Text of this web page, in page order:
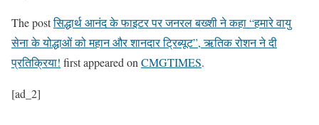
The postसिद्धार्थ आनंद के फाइटर पर जनरल बख्शी ने कहा “हमारे वायु
सेना के योद्धाओं को महान और शानदार ट्रिब्यूट”, ऋतिक रोशन ने दी
प्रतिक्रिया! first appeared on CMGTIMES.
[ad_2]